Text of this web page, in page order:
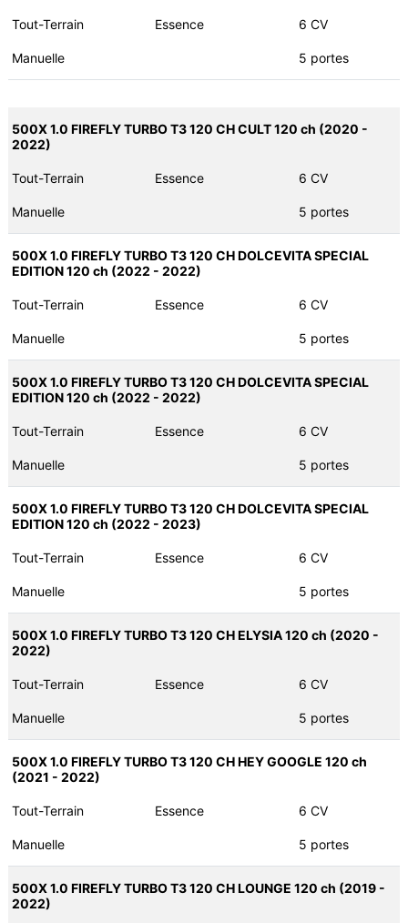
Tout-Terrain Essence 6 CV
Manuelle 5 portes
500X 1.0 FIREFLY TURBO T3 120 CH CULT 120 ch (2020 -
2022)
Tout-Terrain Essence 6 CV
Manuelle 5 portes
500X 1.0 FIREFLY TURBO T3 120 CH DOLCEVITA SPECIAL
EDITION 120 ch (2022 - 2022)
Tout-Terrain Essence 6 CV
Manuelle 5 portes
500X 1.0 FIREFLY TURBO T3 120 CH DOLCEVITA SPECIAL
EDITION 120 ch (2022 - 2022)
Tout-Terrain Essence 6 CV
Manuelle 5 portes
500X 1.0 FIREFLY TURBO T3 120 CH DOLCEVITA SPECIAL
EDITION 120 ch (2022 - 2023)
Tout-Terrain Essence 6 CV
Manuelle 5 portes
500X 1.0 FIREFLY TURBO T3 120 CH ELYSIA 120 ch (2020 -
2022)
Tout-Terrain Essence 6 CV
Manuelle 5 portes
500X 1.0 FIREFLY TURBO T3 120 CH HEY GOOGLE 120 ch
(2021 - 2022)
Tout-Terrain Essence 6 CV
Manuelle 5 portes
500X 1.0 FIREFLY TURBO T3 120 CH LOUNGE 120 ch (2019 -
2022)